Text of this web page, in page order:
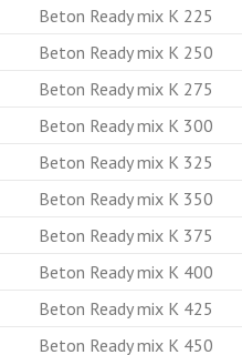
Beton Ready mix K 225
Beton Ready mix K 250
Beton Ready mix K 275
Beton Ready mix K 300
Beton Ready mix K 325
Beton Ready mix K 350
Beton Ready mix K 375
Beton Ready mix K 400
Beton Ready mix K 425
Beton Ready mix K 450